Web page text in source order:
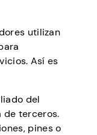
utilizan
Así es
del
de terceros.
pines o